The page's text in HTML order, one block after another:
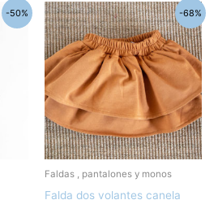
-50% -68%
Faldas , pantalones y monos
Falda dos volantes canela
El
precio
original
era:
55,50€.
El
precio
actual
es:
18,00€.
Este
tiene
Las
se
elegir